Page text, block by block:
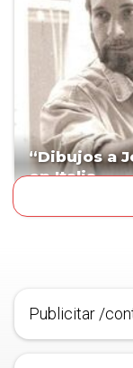
“Dibujos a
en Italia
EL GRAN DIARIO
Publicitar /